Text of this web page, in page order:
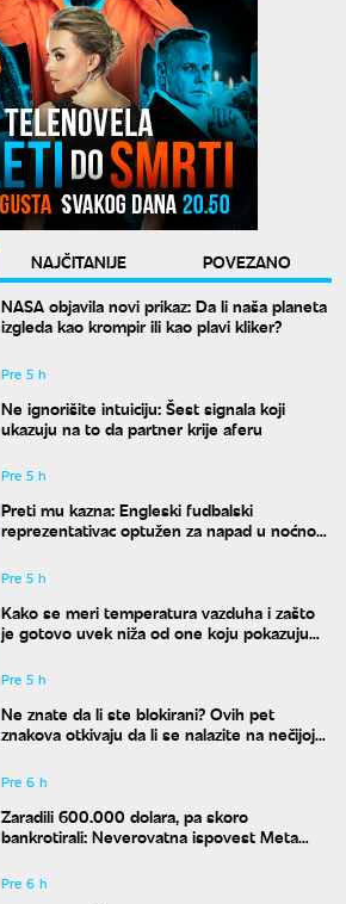
NAJČITANIJE
POVEZANO
NASA objavila novi prikaz: Da li naša planeta
izgleda kao krompir ili kao plavi kliker?
Pre 5 h
Ne ignorišite intuiciju: Šest signala koji
ukazuju na to da partner krije aferu
Pre 5 h
Preti mu kazna: Engleski fudbalski
reprezentativac optužen za napad u noćnom
Pre 5 h
Kako se meri temperatura vazduha i zašto
je gotovo uvek niža od one koju pokazuju
Pre 5 h
Ne znate da li ste blokirani? Ovih pet
znakova otkivaju da li se nalazite na nečijoj
Pre 6 h
Zaradili 600.000 dolara, pa skoro
bankrotirali: Neverovatna ispovest Meta
Pre 6 h